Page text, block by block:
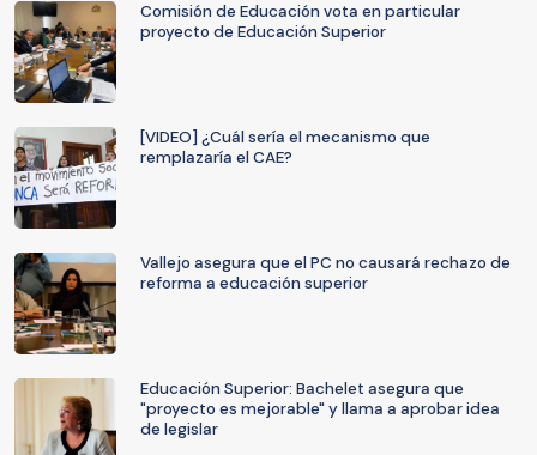
Comisión de Educación vota en particular
proyecto de Educación Superior
[VIDEO] ¿Cuál sería el mecanismo que
remplazaría el CAE?
Vallejo asegura que el PC no causará rechazo de
reforma a educación superior
Educación Superior: Bachelet asegura que
"proyecto es mejorable" y llama a aprobar idea
de legislar